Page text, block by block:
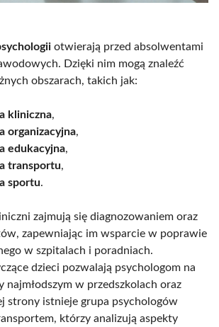
otwierają przed absolwentami
Dzięki nim mogą znaleźć
obszarach, takich jak:
kliniczna,
organizacyjna,
edukacyjna,
transportu,
sportu.
zajmują się diagnozowaniem oraz
zapewniając im wsparcie w poprawie
w szpitalach i poradniach.
dzieci pozwalają psychologom na
najmłodszym w przedszkolach oraz
strony istnieje grupa psychologów
którzy analizują aspekty